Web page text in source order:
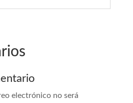
electrónico no será